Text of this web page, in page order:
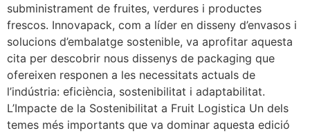
subministrament de fruites, verdures i productes
frescos. Innovapack, com a líder en disseny d’envasos i
solucions d’embalatge sostenible, va aprofitar aquesta
cita per descobrir nous dissenys de packaging que
ofereixen responen a les necessitats actuals de
l’indústria: eficiència, sostenibilitat i adaptabilitat.
L’Impacte de la Sostenibilitat a Fruit Logistica Un dels
temes més importants que va dominar aquesta edició